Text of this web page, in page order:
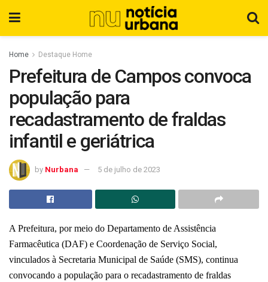
Home Destaque Home
Prefeitura de Campos convoca
população para
recadastramento de fraldas
infantil e geriátrica
by Nurbana 5 de julho de 2023
A Prefeitura, por meio do Departamento de Assistência
Farmacêutica (DAF) e Coordenação de Serviço Social,
vinculados à Secretaria Municipal de Saúde (SMS), continua
convocando a população para o recadastramento de fraldas